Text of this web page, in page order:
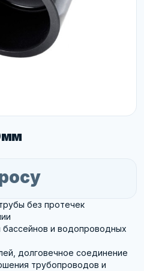
без протечек
и водопроводных
долговечное соединение
трубопроводов и